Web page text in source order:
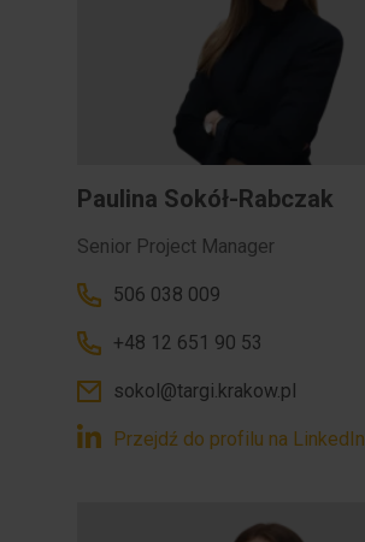
Paulina Sokół-Rabczak
Senior Project Manager
506 038 009
+48 12 651 90 53
sokol@targi.krakow.pl
Przejdź do profilu na LinkedIn